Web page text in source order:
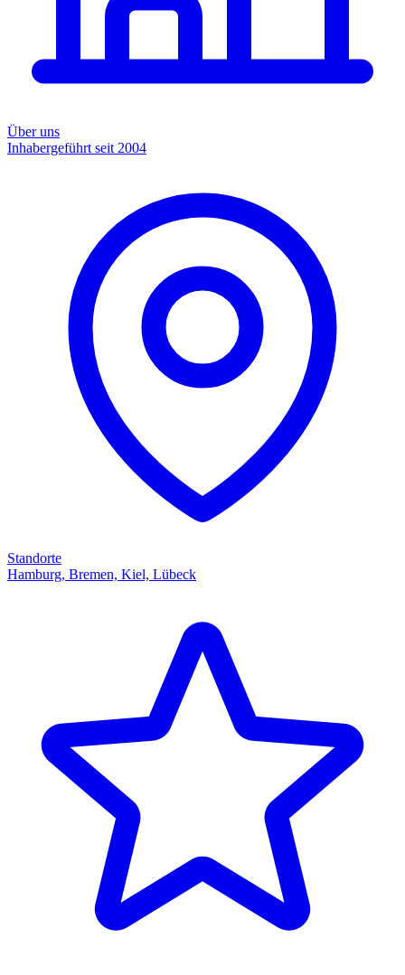
Über uns
Inhabergeführt seit 2004
Standorte
Hamburg, Bremen, Kiel, Lübeck